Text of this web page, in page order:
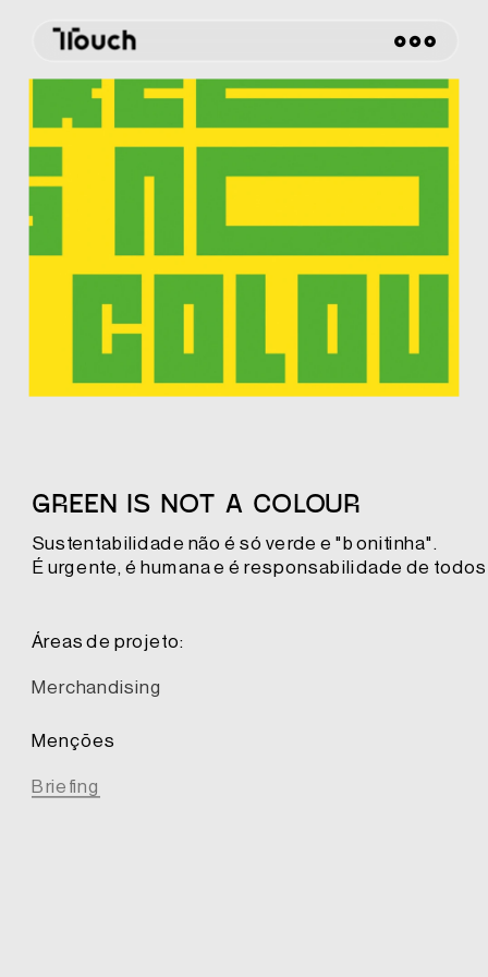
GREEN IS NOT A COLOUR
Sustentabilidade não é só verde e "bonitinha".
É urgente, é humana e é responsabilidade de
Áreas de projeto:
Merchandising
Menções
Briefing